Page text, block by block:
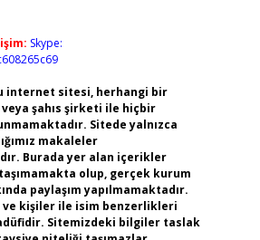
Skype:
internet sitesi, herhangi bir
şahıs şirketi ile hiçbir
Sitede yalnızca
makaleler
Burada yer alan içerikler
olup, gerçek kurum
paylaşım yapılmamaktadır.
ve kişiler ile isim benzerlikleri
Sitemizdeki bilgiler taslak